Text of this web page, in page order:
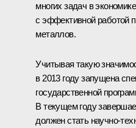
многих задач в
с эффективной работой
металлов.
Учитывая такую
в 2013 году запущена
государственной
В текущем году
должен стать научно-